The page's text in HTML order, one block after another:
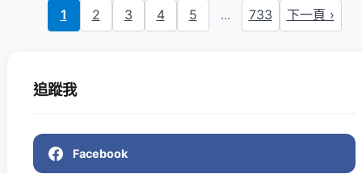
1 2 3 4 5 ... 733 下一頁 ›
追蹤我
Facebook